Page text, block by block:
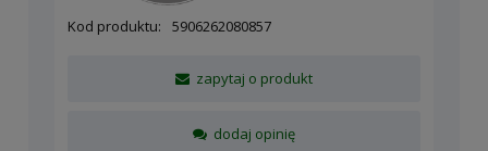
Kod produktu: 5906262080857
zapytaj o produkt
dodaj opinię